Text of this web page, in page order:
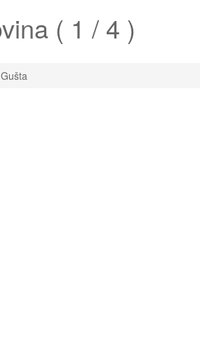
( 1 / 4 )
Gušta